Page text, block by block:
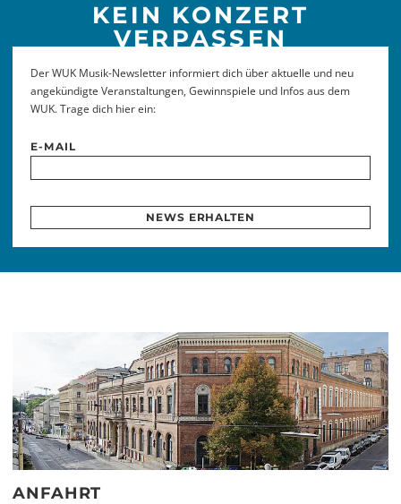
KEIN KONZERT
VERPASSEN
Der WUK Musik-Newsletter informiert dich über aktuelle und neu
angekündigte Veranstaltungen, Gewinnspiele und Infos aus dem
WUK. Trage dich hier ein:
E-MAIL
NEWS ERHALTEN
ANFAHRT